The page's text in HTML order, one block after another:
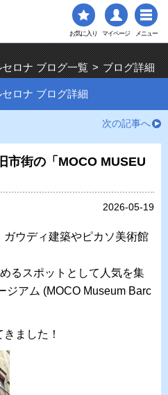
お気に入り マイページ メニュー
ロナ ブログ一覧 > ブログ詳細
ロナ ブログ詳細
次の記事へ
市街の「MOCO MUSEU
2026-05-19
ウディ建築やピカソ美術館
るスポットとして人気を集
ジアム (MOCO Museum Barc
ました！